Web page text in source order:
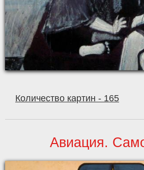
Количество картин - 165
Авиация.